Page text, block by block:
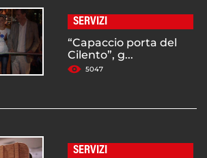
SERVIZI
“Capaccio porta del
Cilento”, g...
5047
SERVIZI